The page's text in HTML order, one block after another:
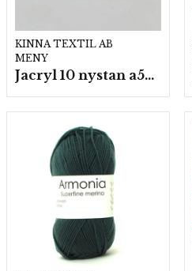
KINNA TEXTIL AB
MENY
Jacryl 10 nystan a50g./fp.